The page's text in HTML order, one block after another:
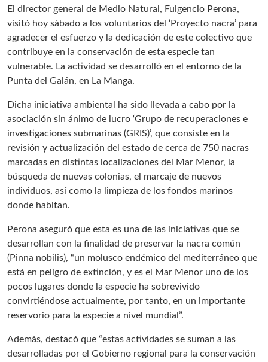
El director general de Medio Natural, Fulgencio Perona,
visitó hoy sábado a los voluntarios del ‘Proyecto nacra’ para
agradecer el esfuerzo y la dedicación de este colectivo que
contribuye en la conservación de esta especie tan
vulnerable. La actividad se desarrolló en el entorno de la
Punta del Galán, en La Manga.
Dicha iniciativa ambiental ha sido llevada a cabo por la
asociación sin ánimo de lucro ‘Grupo de recuperaciones e
investigaciones submarinas (GRIS)’, que consiste en la
revisión y actualización del estado de cerca de 750 nacras
marcadas en distintas localizaciones del Mar Menor, la
búsqueda de nuevas colonias, el marcaje de nuevos
individuos, así como la limpieza de los fondos marinos
donde habitan.
Perona aseguró que esta es una de las iniciativas que se
desarrollan con la finalidad de preservar la nacra común
(Pinna nobilis), “un molusco endémico del mediterráneo que
está en peligro de extinción, y es el Mar Menor uno de los
pocos lugares donde la especie ha sobrevivido
convirtiéndose actualmente, por tanto, en un importante
reservorio para la especie a nivel mundial”.
Además, destacó que “estas actividades se suman a las
desarrolladas por el Gobierno regional para la conservación